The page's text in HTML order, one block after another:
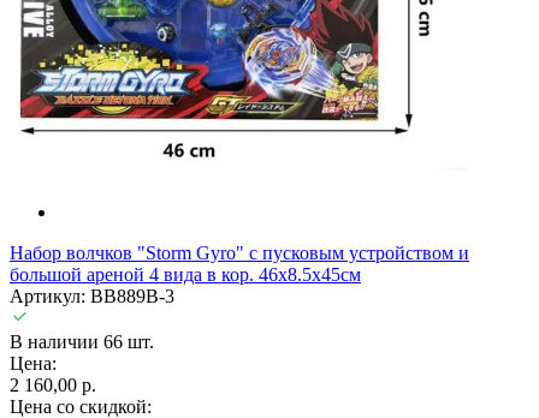
Набор волчков "Storm Gyro" с пусковым устройством и
большой ареной 4 вида в кор. 46х8.5х45см
Артикул: BB889B-3
В наличии 66 шт.
Цена:
2 160,00 р.
Цена со скидкой: